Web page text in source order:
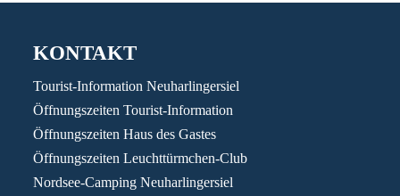
KONTAKT
Tourist-Information Neuharlingersiel
Öffnungszeiten Tourist-Information
Öffnungszeiten Haus des Gastes
Öffnungszeiten Leuchttürmchen-Club
Nordsee-Camping Neuharlingersiel